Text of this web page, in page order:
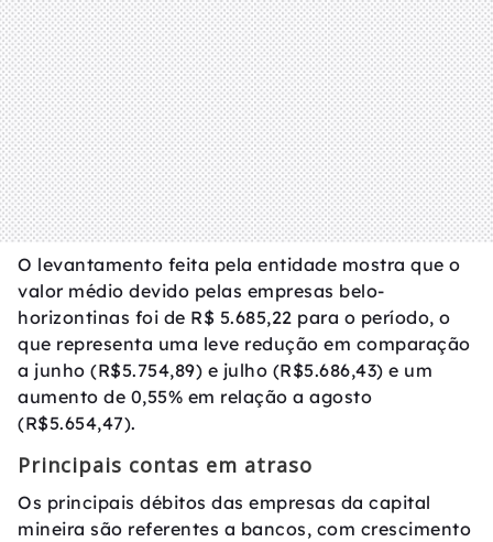
O levantamento feita pela entidade mostra que o
valor médio devido pelas empresas belo-
horizontinas foi de R$ 5.685,22 para o período, o
que representa uma leve redução em comparação
a junho (R$5.754,89) e julho (R$5.686,43) e um
aumento de 0,55% em relação a agosto
(R$5.654,47).
Principais contas em atraso
Os principais débitos das empresas da capital
mineira são referentes a bancos, com crescimento